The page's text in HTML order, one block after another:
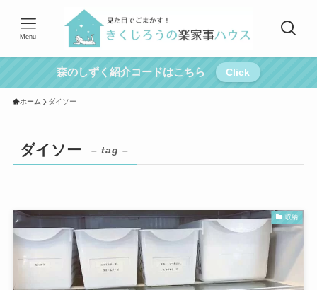
Menu
森のしずく紹介コードはこちら Click
ホーム ダイソー
ダイソー – tag –
収納